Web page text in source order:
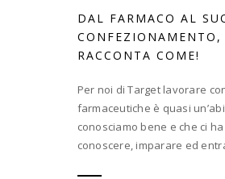
DAL FARMACO AL
CONFEZIONAMENTO,
RACCONTA COME!
Per noi di Target lavorare
farmaceutiche è quasi
conosciamo bene e che ci
conoscere, imparare ed